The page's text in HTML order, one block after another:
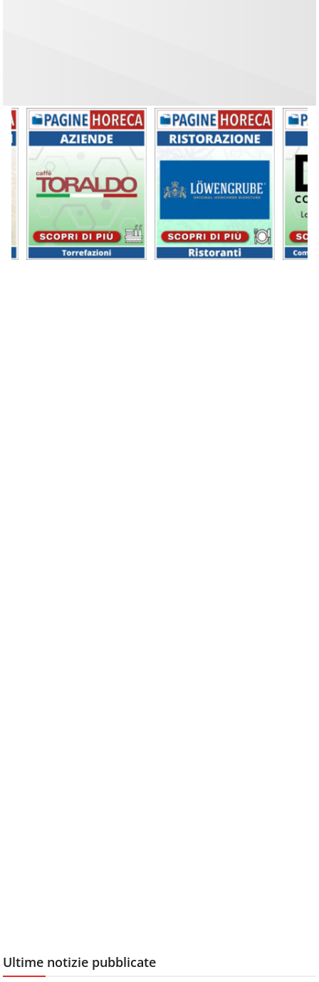
Ultime notizie pubblicate